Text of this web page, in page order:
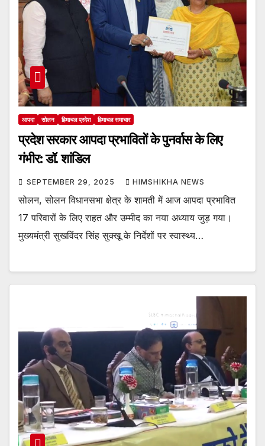
आपदा सोलन हिमाचल प्रदेश हिमाचल समाचार
प्रदेश सरकार आपदा प्रभावितों के पुनर्वास के लिए
गंभीर: डॉ. शांडिल
SEPTEMBER 29, 2025 HIMSHIKHA NEWS
सोलन, सोलन विधानसभा क्षेत्र के शामती में आज आपदा प्रभावित
17 परिवारों के लिए राहत और उम्मीद का नया अध्याय जुड़ गया।
मुख्यमंत्री सुखविंदर सिंह सुक्खू के निर्देशों पर स्वास्थ्य…